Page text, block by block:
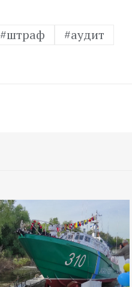
#штраф #аудит